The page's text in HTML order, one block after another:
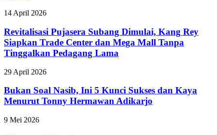
14 April 2026
Revitalisasi Pujasera Subang Dimulai, Kang Rey
Siapkan Trade Center dan Mega Mall Tanpa
Tinggalkan Pedagang Lama
29 April 2026
Bukan Soal Nasib, Ini 5 Kunci Sukses dan Kaya
Menurut Tonny Hermawan Adikarjo
9 Mei 2026